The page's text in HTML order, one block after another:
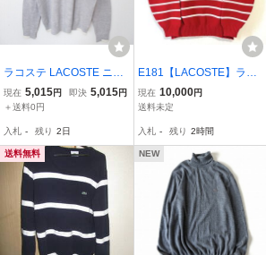
ラコステ LACOSTE ニッ
トカーディガン フルジッ
プ ブランドロゴ メンズ [x
現在 5,015円 即決 5,015円
＋送料0円
入札 - 残り 2日
E181【LACOSTE】ラコ
ステ SPORT ボーダー ニ
ット セーター プルオーバ
クセント 着心地 洗濯OK
レッド メンズ M/mm
現在 10,000円
送料未定
入札 - 残り 2時間
送料無料 NEW